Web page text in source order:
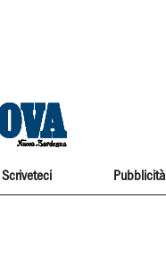
Scriveteci Pubblicità